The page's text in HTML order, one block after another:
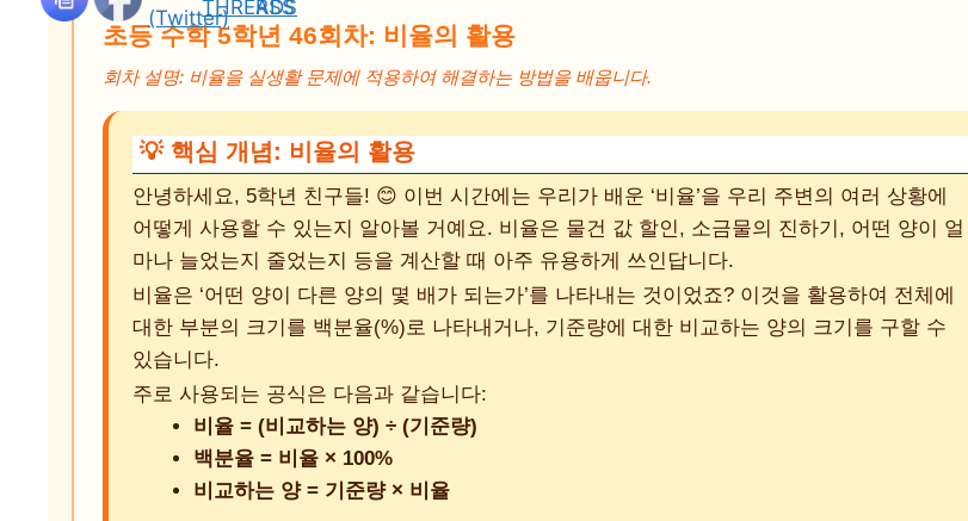
초등 수학 5학년 46회차: 비율의 활용
회차 설명: 비율을 실생활 문제에 적용하여 해결하는 방법을 배웁니다.
💡 핵심 개념: 비율의 활용
안녕하세요, 5학년 친구들! 😊 이번 시간에는 우리가 배운 ‘비율’을 우리 주변의 여러 상황에
어떻게 사용할 수 있는지 알아볼 거예요. 비율은 물건 값 할인, 소금물의 진하기, 어떤 양이 얼
마나 늘었는지 줄었는지 등을 계산할 때 아주 유용하게 쓰인답니다.
비율은 ‘어떤 양이 다른 양의 몇 배가 되는가’를 나타내는 것이었죠? 이것을 활용하여 전체에
대한 부분의 크기를 백분율(%)로 나타내거나, 기준량에 대한 비교하는 양의 크기를 구할 수
있습니다.
주로 사용되는 공식은 다음과 같습니다:
비율 = (비교하는 양) ÷ (기준량)
백분율 = 비율 × 100%
비교하는 양 = 기준량 × 비율